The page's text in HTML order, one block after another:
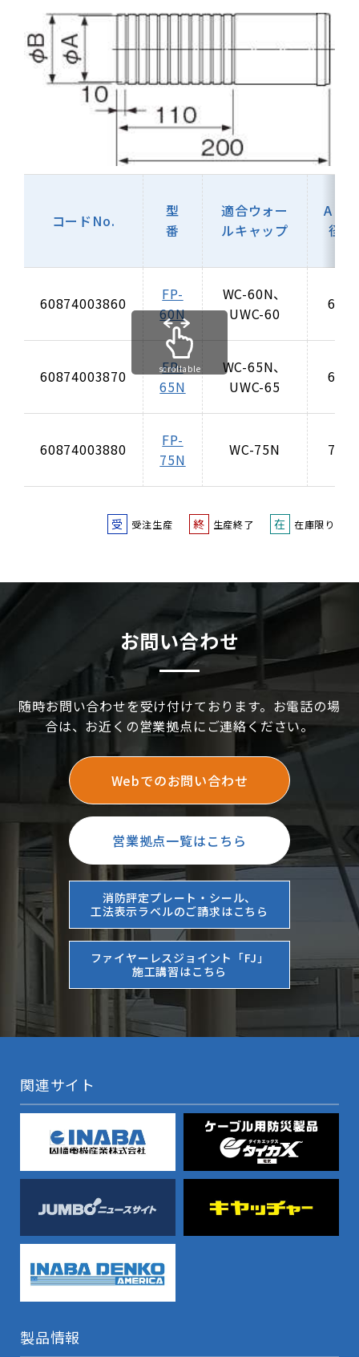
コードNo.
型
番
適合ウォー
ルキャップ
A（内
径）
60874003860
FP-
60N
WC-60N、
UWC-60
61.5
60874003870
FP-
65N
WC-65N、
UWC-65
66.5
60874003880
FP-
75N
WC-75N 75.5
scrollable
受 受注生産 終 生産終了 在 在庫限り
お問い合わせ
随時お問い合わせを受け付けております。お電話の場
合は、お近くの営業拠点にご連絡ください。
Webでのお問い合わせ
営業拠点一覧はこちら
消防評定プレート・シール、
工法表示ラベルのご請求はこちら
ファイヤーレスジョイント「FJ」
施工講習はこちら
関連サイト
製品情報